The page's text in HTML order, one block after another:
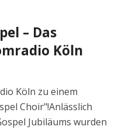
– Das
Köln
Köln zu einem
Choir"!Anlässlich
Jubiläums wurden